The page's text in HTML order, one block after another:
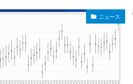
ニュース